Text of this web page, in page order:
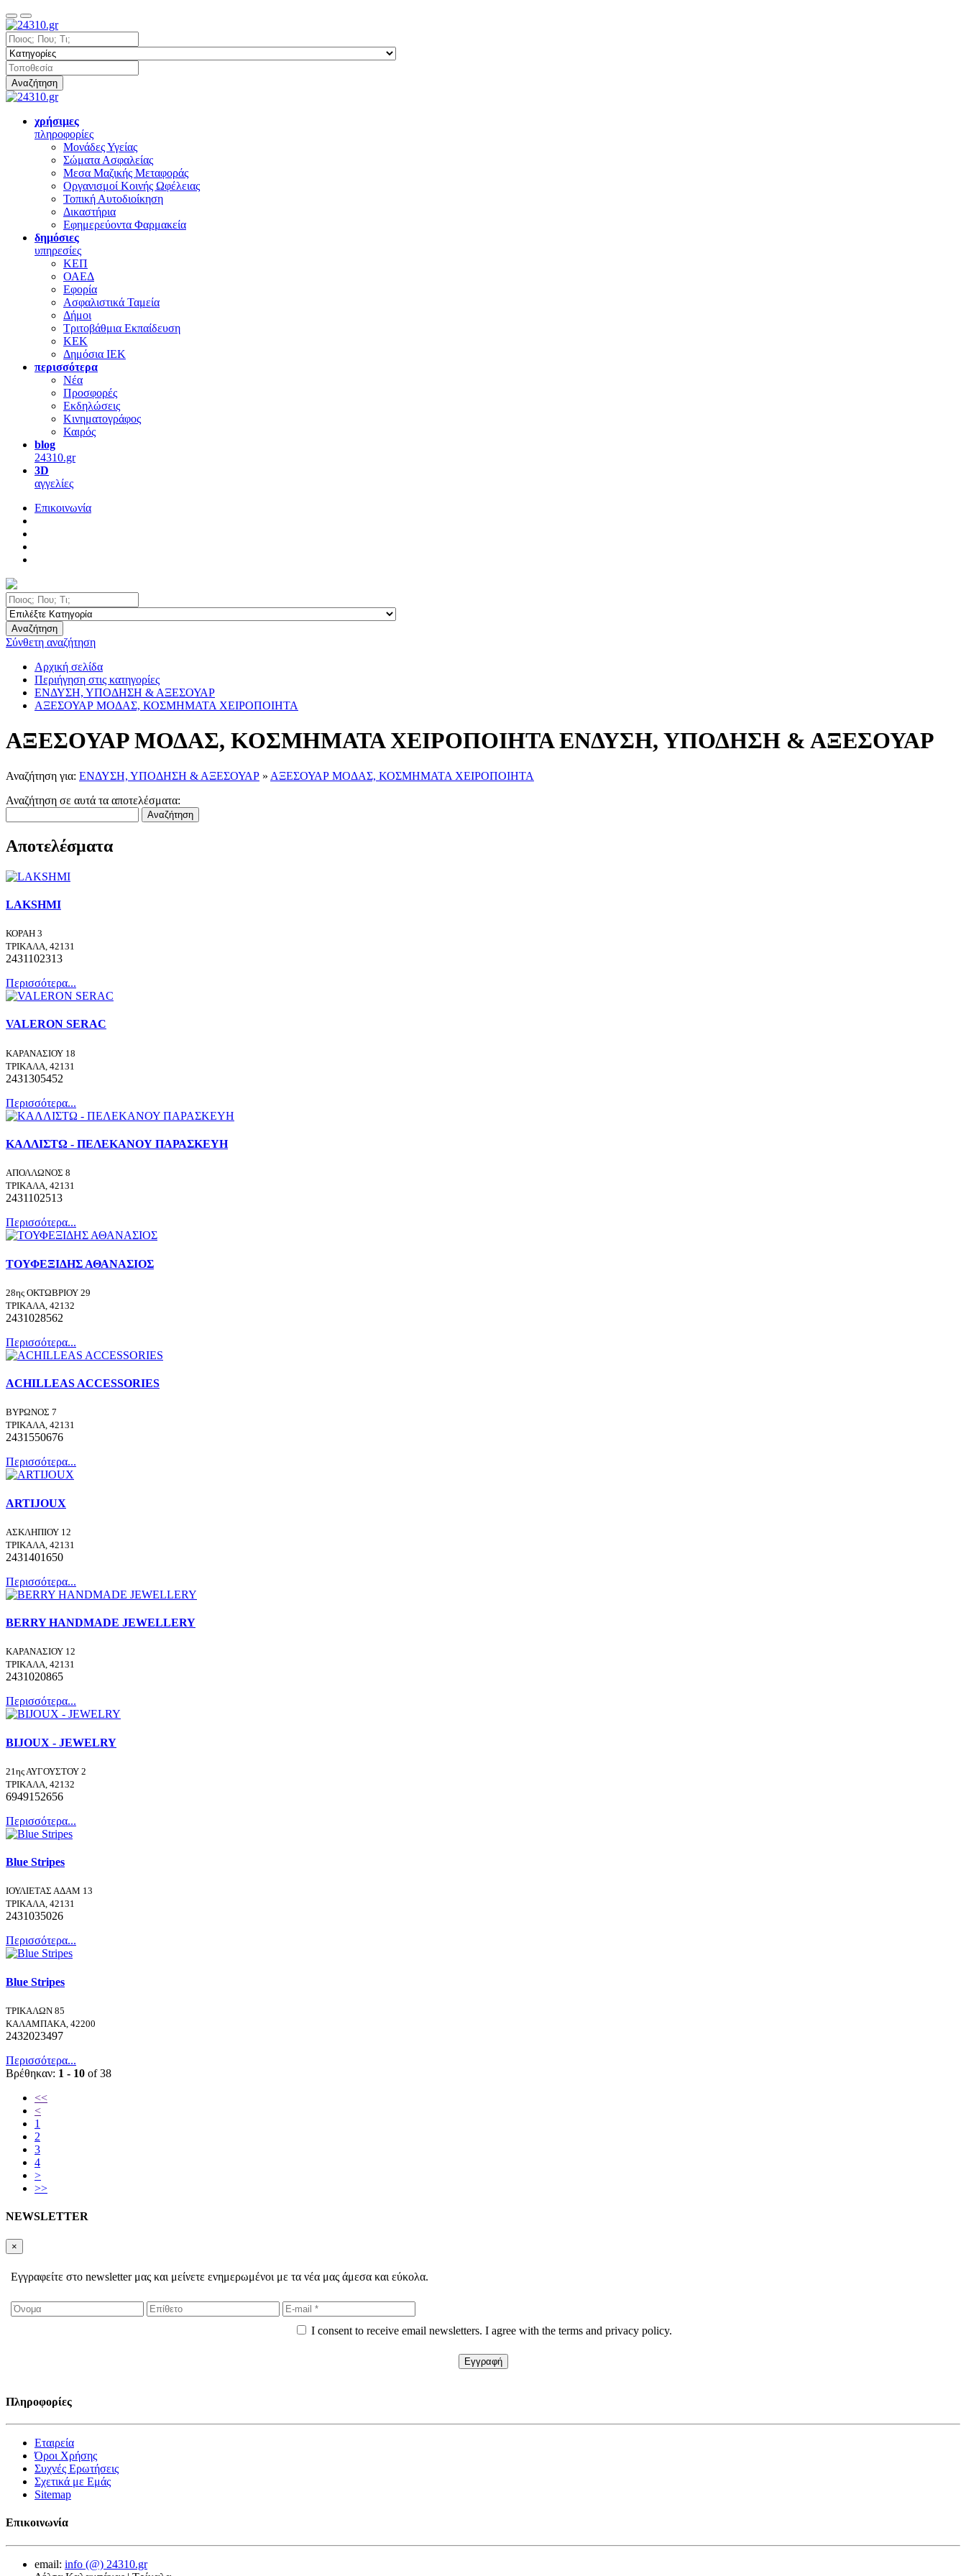
Αναζήτηση
χρήσιμες
πληροφορίες
Μονάδες Υγείας
Σώματα Ασφαλείας
Μεσα Μαζικής Μεταφοράς
Οργανισμοί Κοινής Ωφέλειας
Τοπική Αυτοδιοίκηση
Δικαστήρια
Εφημερεύοντα Φαρμακεία
δημόσιες
υπηρεσίες
ΚΕΠ
ΟΑΕΔ
Εφορία
Ασφαλιστικά Ταμεία
Δήμοι
Τριτοβάθμια Εκπαίδευση
ΚΕΚ
Δημόσια ΙΕΚ
περισσότερα
Νέα
Προσφορές
Εκδηλώσεις
Κινηματογράφος
Καιρός
blog
24310.gr
3D
αγγελίες
Επικοινωνία
Αναζήτηση
Σύνθετη αναζήτηση
Αρχική σελίδα
Περιήγηση στις κατηγορίες
ΕΝΔΥΣΗ, ΥΠΟΔΗΣΗ & ΑΞΕΣΟΥΑΡ
ΑΞΕΣΟΥΑΡ ΜΟΔΑΣ, ΚΟΣΜΗΜΑΤΑ ΧΕΙΡΟΠΟΙΗΤΑ
ΑΞΕΣΟΥΑΡ ΜΟΔΑΣ, ΚΟΣΜΗΜΑΤΑ ΧΕΙΡΟΠΟΙΗΤΑ ΕΝΔΥΣΗ, ΥΠΟΔΗΣΗ & ΑΞΕΣΟΥΑΡ
Αναζήτηση για: ΕΝΔΥΣΗ, ΥΠΟΔΗΣΗ & ΑΞΕΣΟΥΑΡ » ΑΞΕΣΟΥΑΡ ΜΟΔΑΣ, ΚΟΣΜΗΜΑΤΑ ΧΕΙΡΟΠΟΙΗΤΑ
Αναζήτηση σε αυτά τα αποτελέσματα:
Αναζήτηση
Αποτελέσματα
LAKSHMI
ΚΟΡΑΗ 3
ΤΡΙΚΑΛΑ, 42131
2431102313
Περισσότερα...
VALERON SERAC
ΚΑΡΑΝΑΣΙΟΥ 18
ΤΡΙΚΑΛΑ, 42131
2431305452
Περισσότερα...
ΚΑΛΛΙΣΤΩ - ΠΕΛΕΚΑΝΟΥ ΠΑΡΑΣΚΕΥΗ
ΑΠΟΛΛΩΝΟΣ 8
ΤΡΙΚΑΛΑ, 42131
2431102513
Περισσότερα...
ΤΟΥΦΕΞΙΔΗΣ ΑΘΑΝΑΣΙΟΣ
28ης ΟΚΤΩΒΡΙΟΥ 29
ΤΡΙΚΑΛΑ, 42132
2431028562
Περισσότερα...
ACHILLEAS ACCESSORIES
ΒΥΡΩΝΟΣ 7
ΤΡΙΚΑΛΑ, 42131
2431550676
Περισσότερα...
ARTIJOUX
ΑΣΚΛΗΠΙΟΥ 12
ΤΡΙΚΑΛΑ, 42131
2431401650
Περισσότερα...
BERRY HANDMADE JEWELLERY
ΚΑΡΑΝΑΣΙΟΥ 12
ΤΡΙΚΑΛΑ, 42131
2431020865
Περισσότερα...
BIJOUX - JEWELRY
21ης ΑΥΓΟΥΣΤΟΥ 2
ΤΡΙΚΑΛΑ, 42132
6949152656
Περισσότερα...
Blue Stripes
ΙΟΥΛΙΕΤΑΣ ΑΔΑΜ 13
ΤΡΙΚΑΛΑ, 42131
2431035026
Περισσότερα...
Blue Stripes
ΤΡΙΚΑΛΩΝ 85
ΚΑΛΑΜΠΑΚΑ, 42200
2432023497
Περισσότερα...
Βρέθηκαν: 1 - 10 of 38
<<
<
1
2
3
4
>
>>
NEWSLETTER
×
Εγγραφείτε στο newsletter μας και μείνετε ενημερωμένοι με τα νέα μας άμεσα και εύκολα.
I consent to receive email newsletters. I agree with the terms and privacy policy.
Πληροφορίες
Εταιρεία
Όροι Χρήσης
Συχνές Ερωτήσεις
Σχετικά με Εμάς
Sitemap
Επικοινωνία
email: info (@) 24310.gr